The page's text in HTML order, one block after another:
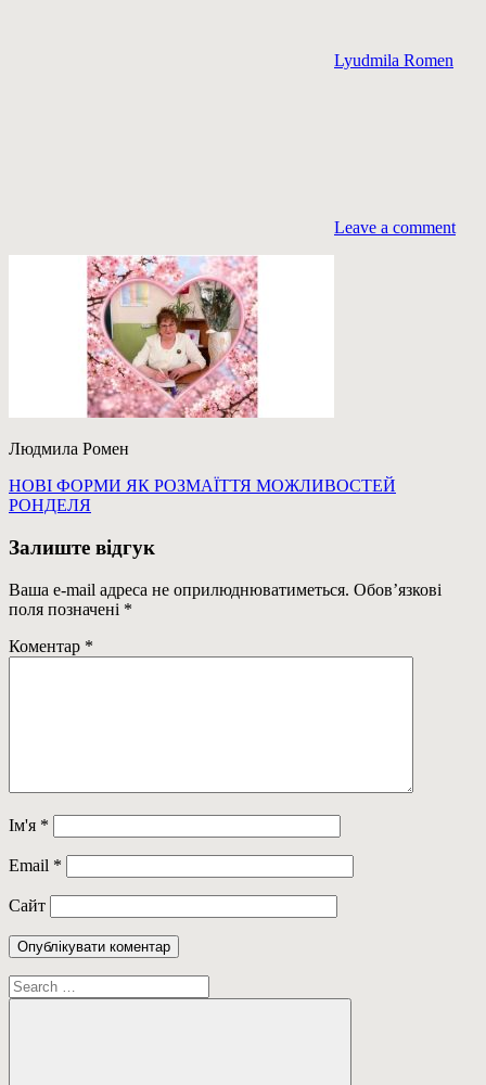
Lyudmila Romen
Leave a comment
Людмила Ромен
Навігація
записів
Previous
Post:
НОВІ ФОРМИ ЯК РОЗМАЇТТЯ МОЖЛИВОСТЕЙ
РОНДЕЛЯ
Залиште відгук
Ваша e-mail адреса не оприлюднюватиметься. Обов’язкові
поля позначені *
Коментар *
Ім'я *
Email *
Сайт
Пошук: